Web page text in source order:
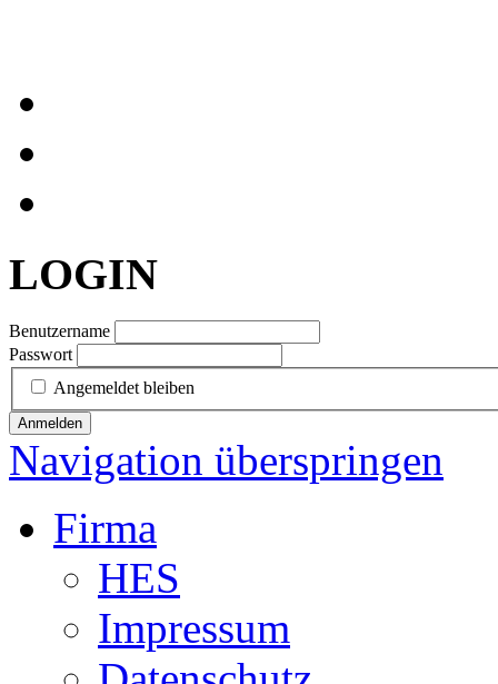
LOGIN
Benutzername
Passwort
Angemeldet bleiben
Anmelden
Navigation überspringen
Firma
HES
Impressum